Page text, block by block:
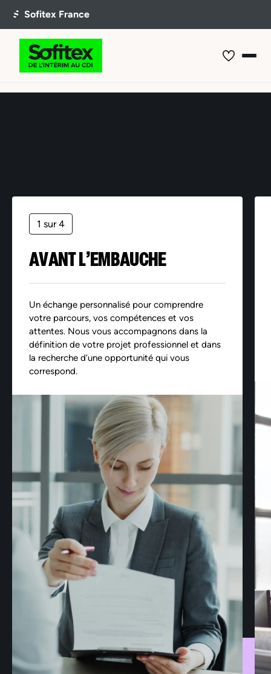
1 sur 4
AVANT L’EMBAUCHE
Un échange personnalisé pour comprendre
votre parcours, vos compétences et vos
attentes. Nous vous accompagnons dans la
définition de votre projet professionnel et dans
la recherche d’une opportunité qui vous
correspond.